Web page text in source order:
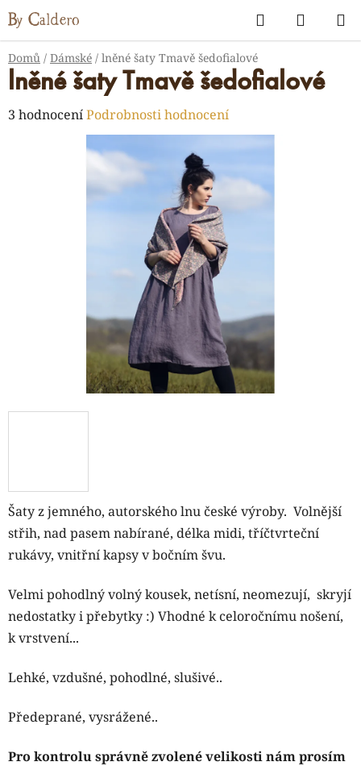
Přejít
na
obsah
Hledat
KOŠÍK
Domů / Dámské / lněné šaty Tmavě šedofialové
Šaty z jemného, autorského lnu české výroby. Volnější
střih, nad pasem nabírané, délka midi, tříčtvrteční
rukávy, vnitřní kapsy v bočním švu.
Velmi pohodlný volný kousek, netísní, neomezují, skryjí
nedostatky i přebytky :) Vhodné k celoročnímu nošení,
k vrstvení...
Lehké, vzdušné, pohodlné, slušivé..
Předeprané, vysrážené..
Pro kontrolu správně zvolené velikosti nám prosím
lněné šaty Tmavě šedofialové
Průměrné
3 hodnoceníPodrobnosti hodnocení